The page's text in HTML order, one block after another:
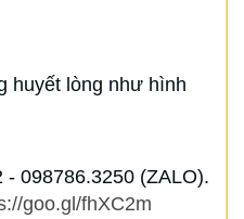
huyết lòng như hình
- 098786.3250 (ZALO).
goo.gl/fhXC2m